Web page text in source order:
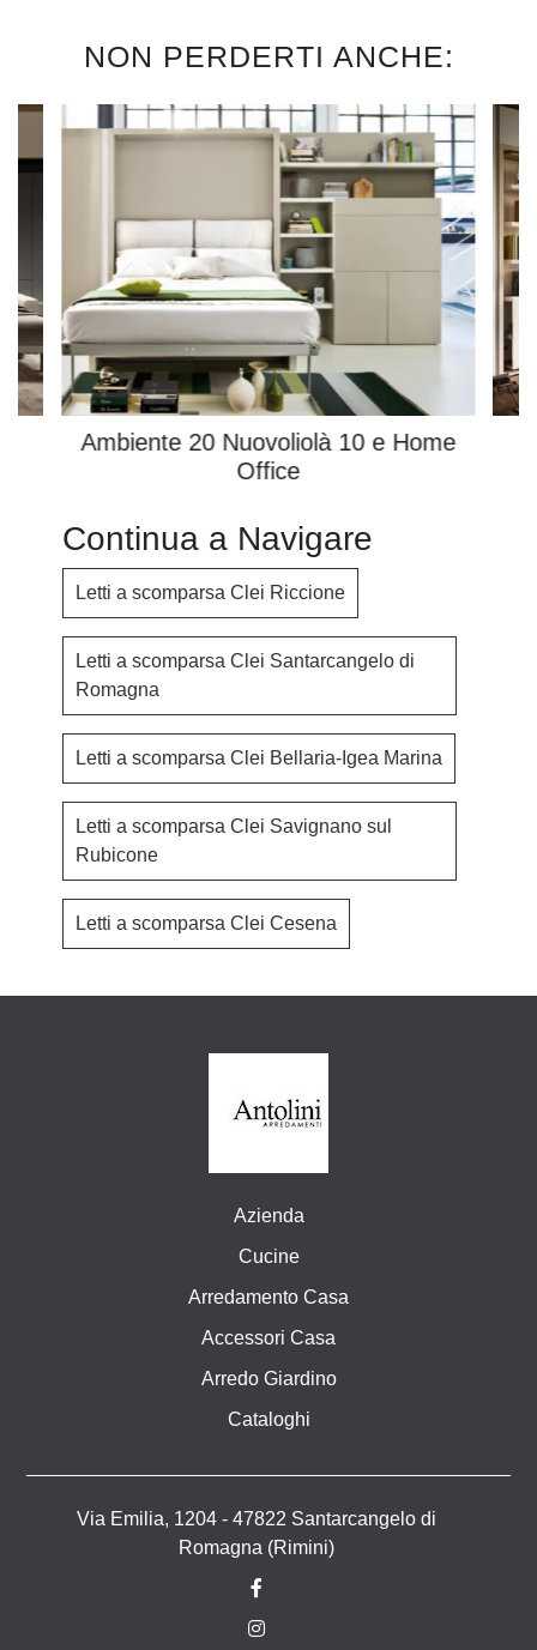
NON PERDERTI ANCHE:
Ambiente 20 Nuovoliolà 10 e Home
Office
Continua a Navigare
Letti a scomparsa Clei Riccione
Letti a scomparsa Clei Santarcangelo di
Romagna
Letti a scomparsa Clei Bellaria-Igea Marina
Letti a scomparsa Clei Savignano sul
Rubicone
Letti a scomparsa Clei Cesena
Azienda
Cucine
Arredamento Casa
Accessori Casa
Arredo Giardino
Cataloghi
Via Emilia, 1204 - 47822 Santarcangelo di
Romagna (Rimini)